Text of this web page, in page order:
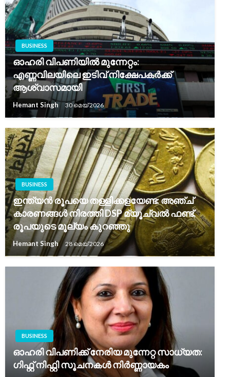
BUSINESS
ഓഹരി വിപണിയിൽ മുന്നേറ്റം:
എണ്ണവിലയിലെ ഇടിവ് നിക്ഷേപകർക്ക്
ആശ്വാസമായി
Hemant Singh 30 മെയ്‌ 2026
BUSINESS
ഇന്ത്യൻ രൂപയെ തള്ളിക്കളയേണ്ട: അഞ്ച്
കാരണങ്ങൾ നിരത്തി DSP മ്യൂച്വൽ ഫണ്ട്,
രൂപയുടെ മൂല്യം കുറഞ്ഞു
Hemant Singh 28 മെയ്‌ 2026
BUSINESS
ഓഹരി വിപണിക്ക് നേരിയ മുന്നേറ്റ സാധ്യത:
ഗിഫ്റ്റ് നിഫ്റ്റി സൂചനകൾ നിർണ്ണായകം